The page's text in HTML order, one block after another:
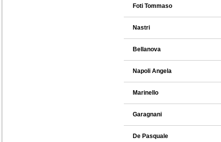
Foti Tommaso
Nastri
Bellanova
Napoli Angela
Marinello
Garagnani
De Pasquale